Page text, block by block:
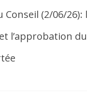
Conseil (2/06/
l’approbation